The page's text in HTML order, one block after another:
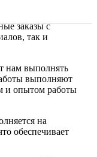
заказы с
так и
нам выполнять
выполняют
и опытом работы
на
обеспечивает